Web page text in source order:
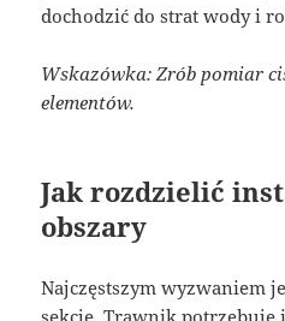
dochodzić do strat wody i
Wskazówka: Zrób pomiar
elementów.
Jak rozdzielić
obszary
Najczęstszym wyzwaniem
sekcje. Trawnik potrzebuje